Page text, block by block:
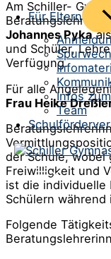
Für Eltern
Infos
Team
Am Schiller-
Johannes Pyka
und Schüler,
Verfügung.
Für alle
Frau Heike
der Schule, wobei
Freiwilligkeit und
ist die individuelle
Schülern
Folgende